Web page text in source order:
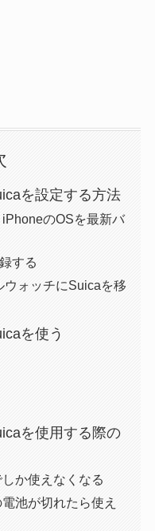
を設定する方法
のOSを最新バ
する
ォッチにSuicaを移
を使う
を使用する際の
か使えなくなる
池が切れたら使え